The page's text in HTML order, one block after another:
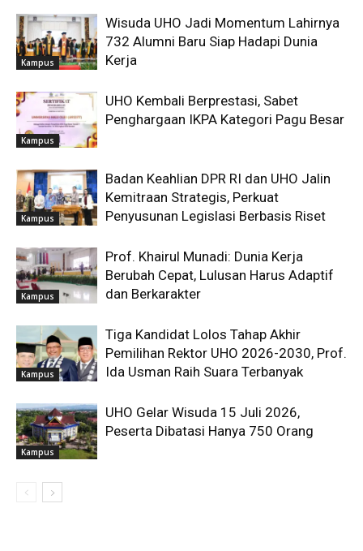
Kampus
Wisuda UHO Jadi Momentum Lahirnya
732 Alumni Baru Siap Hadapi Dunia
Kerja
Kampus
UHO Kembali Berprestasi, Sabet
Penghargaan IKPA Kategori Pagu Besar
Kampus
Badan Keahlian DPR RI dan UHO Jalin
Kemitraan Strategis, Perkuat
Penyusunan Legislasi Berbasis Riset
Kampus
Prof. Khairul Munadi: Dunia Kerja
Berubah Cepat, Lulusan Harus Adaptif
dan Berkarakter
Kampus
Tiga Kandidat Lolos Tahap Akhir
Pemilihan Rektor UHO 2026-2030, Prof.
Ida Usman Raih Suara Terbanyak
Kampus
UHO Gelar Wisuda 15 Juli 2026,
Peserta Dibatasi Hanya 750 Orang